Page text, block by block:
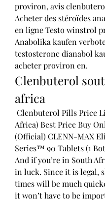
proviron, avis
Acheter des stéroïdes
en ligne Testo winstrol
Anabolika kaufen
testosterone dianabol
acheter proviron en.
Clenbuterol
africa
Africa) Best Price Buy
(Official) CLENN-MAX
Series™ 90 Tablets (1
And if you’re in South
in luck. Since it is legal,
times will be much
it won’t have to be